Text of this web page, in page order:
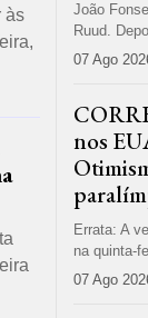
às
João
Ruud.
07 Ago
nos
Errata: A
na quinta-
07 Ago